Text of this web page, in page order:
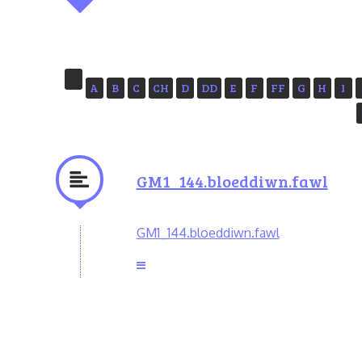
A B C CH D DD E F FF G H I
GM1_144.bloeddiwn.fawl
GM1_144.bloeddiwn.fawl